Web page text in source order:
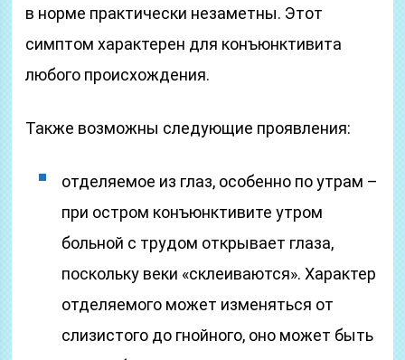
в норме практически незаметны. Этот
симптом характерен для конъюнктивита
любого происхождения.
Также возможны следующие проявления:
отделяемое из глаз, особенно по утрам –
при остром конъюнктивите утром
больной с трудом открывает глаза,
поскольку веки «склеиваются». Характер
отделяемого может изменяться от
слизистого до гнойного, оно может быть